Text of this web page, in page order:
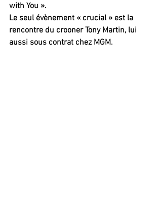
with You ».
Le seul évènement « crucial » est la
rencontre du crooner Tony Martin, lui
aussi sous contrat chez MGM.